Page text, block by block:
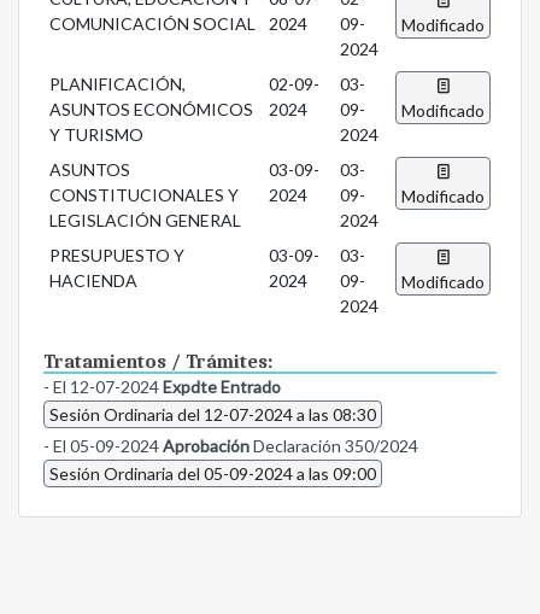
COMUNICACIÓN SOCIAL
2024
09-
2024
Modificado
PLANIFICACIÓN,
ASUNTOS ECONÓMICOS
Y TURISMO
02-09-
2024
03-
09-
2024
Modificado
ASUNTOS
CONSTITUCIONALES Y
LEGISLACIÓN GENERAL
03-09-
2024
03-
09-
2024
Modificado
PRESUPUESTO Y
HACIENDA
03-09-
2024
03-
09-
2024
Modificado
Tratamientos / Trámites:
- El 12-07-2024Expdte Entrado
Sesión Ordinaria del 12-07-2024 a las 08:30
- El 05-09-2024AprobaciónDeclaración 350/2024
Sesión Ordinaria del 05-09-2024 a las 09:00